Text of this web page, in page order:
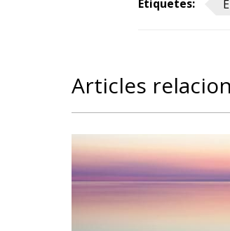
Etiquetes:
Articles